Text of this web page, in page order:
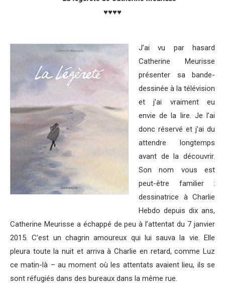
♥♥♥♥
J’ai vu par hasard
Catherine Meurisse
présenter sa bande-
dessinée à la télévision
et j’ai vraiment eu
envie de la lire. Je l’ai
donc réservé et j’ai du
attendre longtemps
avant de la découvrir.
Son nom vous est
peut-être familier :
dessinatrice à Charlie
Hebdo depuis dix ans,
Catherine Meurisse a échappé de peu à l’attentat du 7 janvier
2015. C’est un chagrin amoureux qui lui sauva la vie. Elle
pleura toute la nuit et arriva à Charlie en retard, comme Luz
ce matin-là – au moment où les attentats avaient lieu, ils se
sont réfugiés dans des bureaux dans la même rue.